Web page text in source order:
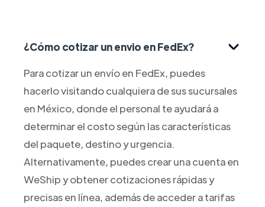
¿Cómo cotizar un envio en FedEx?
Para cotizar un envío en FedEx, puedes
hacerlo visitando cualquiera de sus sucursales
en México, donde el personal te ayudará a
determinar el costo según las características
del paquete, destino y urgencia.
Alternativamente, puedes crear una cuenta en
WeShip y obtener cotizaciones rápidas y
precisas en línea, además de acceder a tarifas